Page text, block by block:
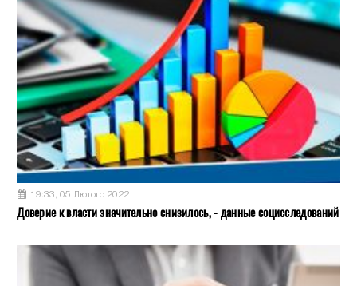
19:33, 05 Лютого 2022
Доверие к власти значительно снизилось, - данные социсследований